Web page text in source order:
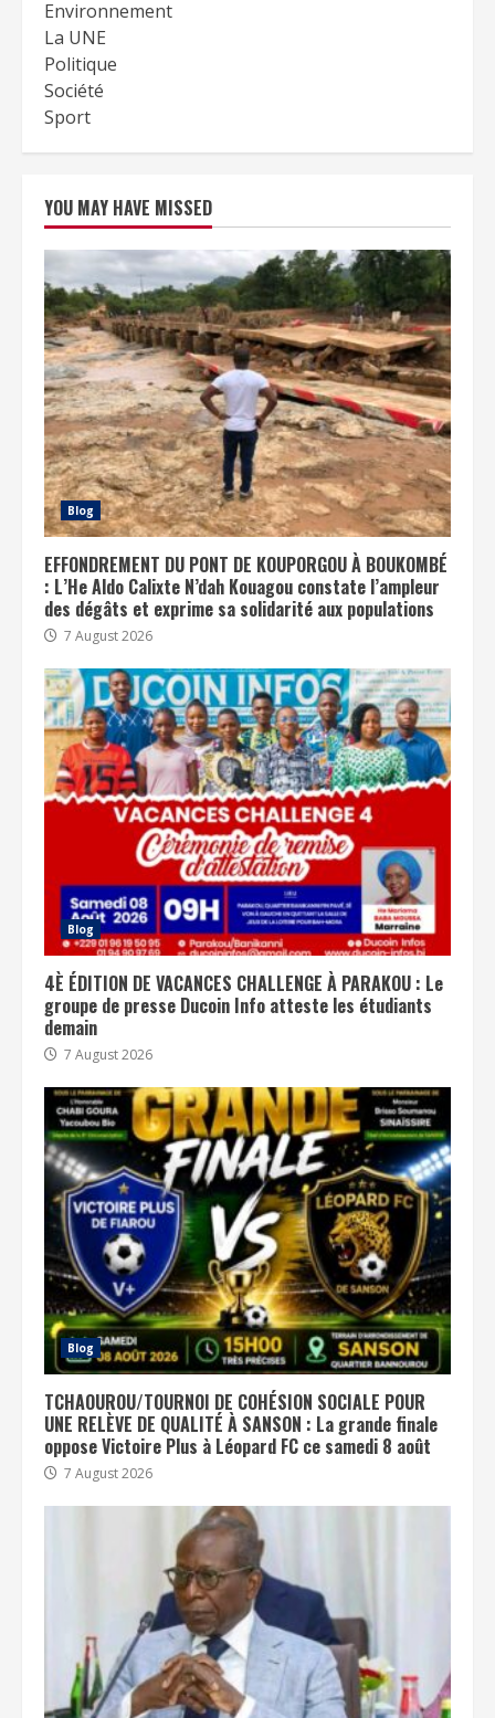
Environnement
La UNE
Politique
Société
Sport
YOU MAY HAVE MISSED
Blog
EFFONDREMENT DU PONT DE KOUPORGOU À BOUKOMBÉ
: L’He Aldo Calixte N’dah Kouagou constate l’ampleur
des dégâts et exprime sa solidarité aux populations
7 August 2026
Blog
4È ÉDITION DE VACANCES CHALLENGE À PARAKOU : Le
groupe de presse Ducoin Info atteste les étudiants
demain
7 August 2026
Blog
TCHAOUROU/TOURNOI DE COHÉSION SOCIALE POUR
UNE RELÈVE DE QUALITÉ À SANSON : La grande finale
oppose Victoire Plus à Léopard FC ce samedi 8 août
7 August 2026